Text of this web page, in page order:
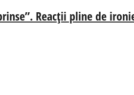
Reacții pline de